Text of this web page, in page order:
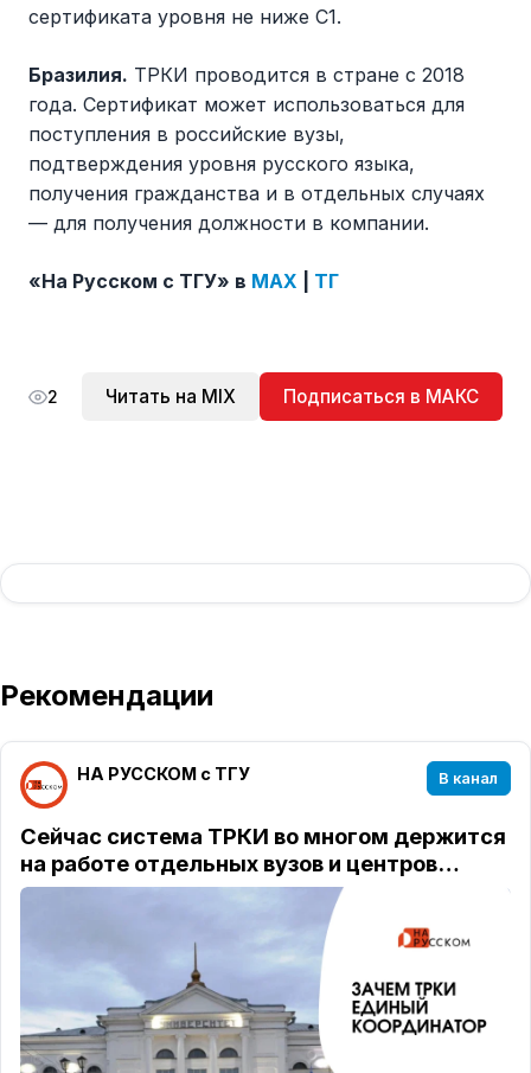
сертификата уровня не ниже C1.
Бразилия. ТРКИ проводится в стране с 2018
года. Сертификат может использоваться для
поступления в российские вузы,
подтверждения уровня русского языка,
получения гражданства и в отдельных случаях
— для получения должности в компании.
«На Русском с ТГУ» в MAX ТГ
2 Читать на MIX Подписаться в МАКС
Рекомендации
НА РУССКОМ с ТГУ В канал
Сейчас система ТРКИ во многом держится
на работе отдельных вузов и центров…